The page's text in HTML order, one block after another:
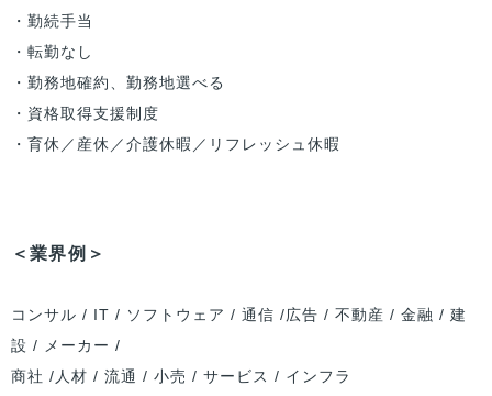
・勤続手当
・転勤なし
・勤務地確約、勤務地選べる
・資格取得支援制度
・育休／産休／介護休暇／リフレッシュ休暇
＜業界例＞
コンサル / IT / ソフトウェア / 通信 /広告 / 不動産 / 金融 / 建
設 / メーカー /
商社 /人材 / 流通 / 小売 / サービス / インフラ